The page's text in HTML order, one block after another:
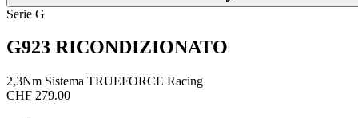
Serie G
G923 RICONDIZIONATO
2,3Nm Sistema TRUEFORCE Racing
CHF 279.00